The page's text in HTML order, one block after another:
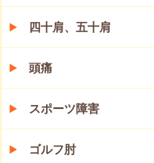
四十肩、五十肩
頭痛
スポーツ障害
ゴルフ肘